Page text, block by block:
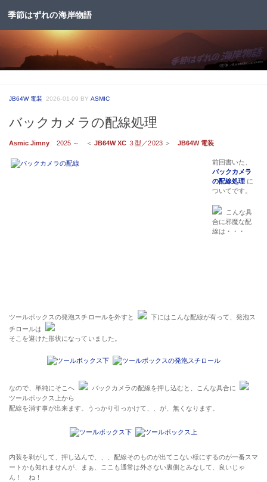
コンテンツへスキップ
季節はずれの海岸物語
JB64W 電装 2026-01-09 BY ASMIC
バックカメラの配線処理
Asmic Jimny 2025 ～ ＜ JB64W XC ３型／2023＞ JB64W 電装
前回書いた、
バックカメラ
の配線処理 に
ついてです。
こんな具
合に邪魔な配
線は・・・
ツールボックスの発泡スチロールを外すと
下にはこんな配線が有って、発泡ス
チロールは
そこを避けた形状になっていました。
なので、単純にそこへ
バックカメラの配線を押し込むと、こんな具合に
ツールボックス上から
配線を消す事が出来ます。うっかり引っかけて、、が、無くなります。
内装を剥がして、押し込んで、、、配線そのものが出てこない様にするのが一番スマ
ートかも知れませんが、まぁ、ここも通常は外さない裏側とみなして、良いじゃ
ん！ ね！